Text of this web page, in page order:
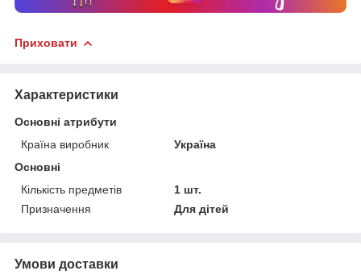
Приховати
Характеристики
Основні атрибути
Країна виробник
Україна
Основні
Кількість предметів
1 шт.
Призначення
Для дітей
Умови доставки